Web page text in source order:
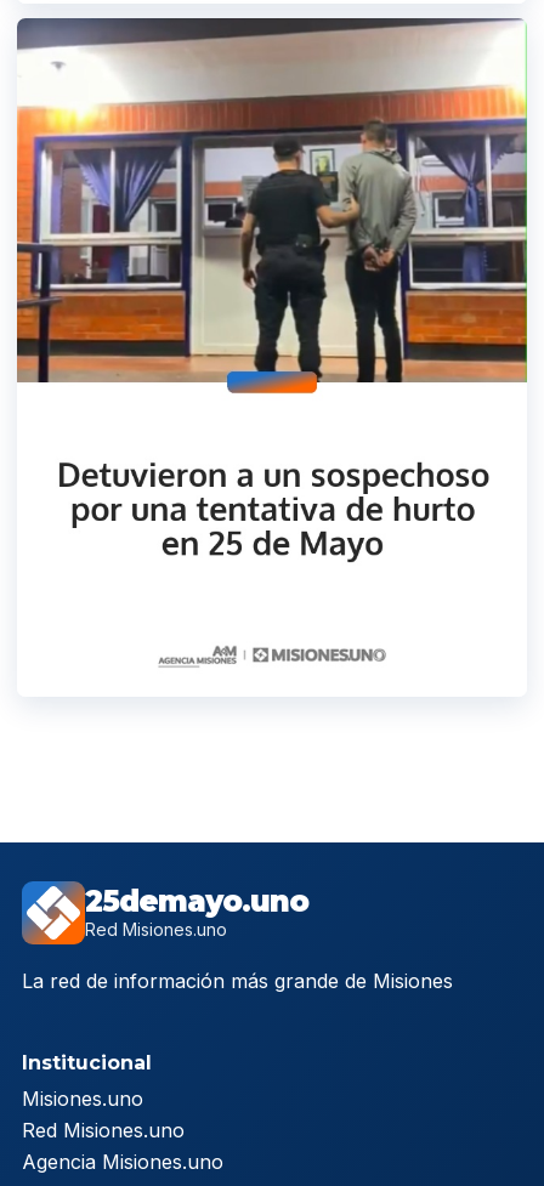
25demayo.uno
Red Misiones.uno
La red de información más grande de Misiones
Institucional
Misiones.uno
Red Misiones.uno
Agencia Misiones.uno